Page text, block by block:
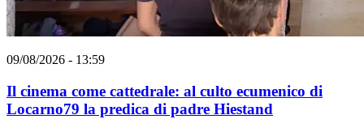
09/08/2026 - 13:59
Il cinema come cattedrale: al culto ecumenico di
Locarno79 la predica di padre Hiestand